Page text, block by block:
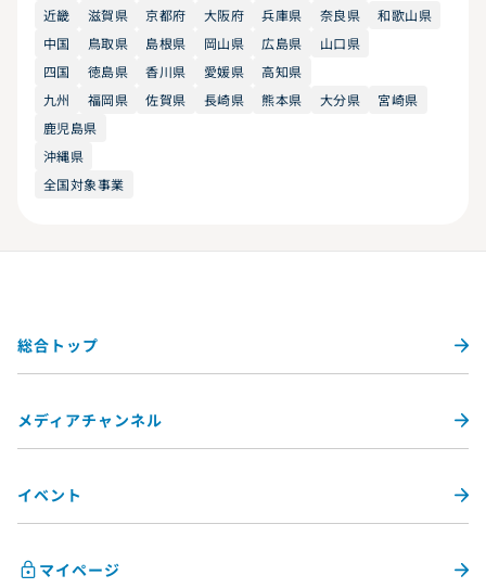
近畿
滋賀県 京都府 大阪府 兵庫県 奈良県
和歌山県
中国
鳥取県 島根県 岡山県 広島県
山口県
四国
徳島県 香川県 愛媛県
高知県
九州
福岡県 佐賀県 長崎県 熊本県 大分県
宮崎県
鹿児島県
沖縄県
全国対象事業
総合トップ
メディアチャンネル
イベント
マイページ